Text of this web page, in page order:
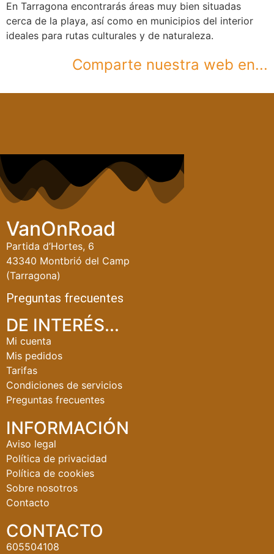
En Tarragona encontrarás áreas muy bien situadas
cerca de la playa, así como en municipios del interior
ideales para rutas culturales y de naturaleza.
Comparte nuestra web en...
VanOnRoad
Partida d’Hortes, 6
43340 Montbrió del Camp
(Tarragona)
Preguntas frecuentes
DE INTERÉS...
Mi cuenta
Mis pedidos
Tarifas
Condiciones de servicios
Preguntas frecuentes
INFORMACIÓN
Aviso legal
Política de privacidad
Política de cookies
Sobre nosotros
Contacto
CONTACTO
605504108